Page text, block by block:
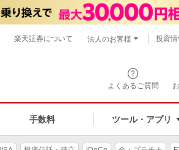
よくあるご質問
手数料 ツール・アプリ
楽天証券について 法人のお客様 投資